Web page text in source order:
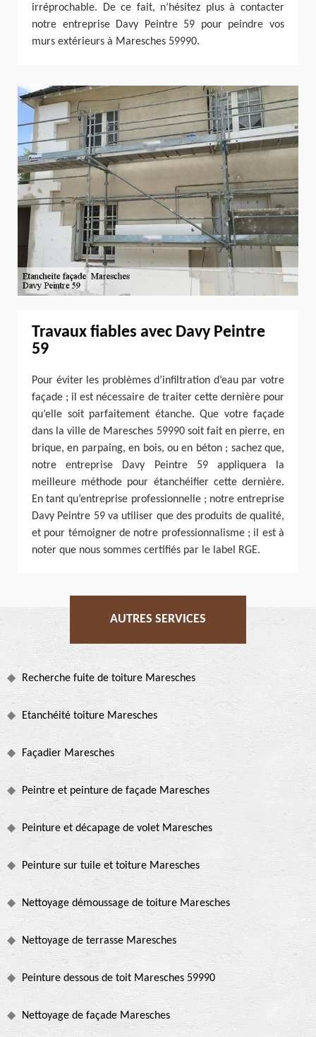
irréprochable. De ce fait, n’hésitez plus à contacter
notre entreprise Davy Peintre 59 pour peindre vos
murs extérieurs à Maresches 59990.
Travaux fiables avec Davy Peintre
59
Pour éviter les problèmes d’infiltration d’eau par votre
façade ; il est nécessaire de traiter cette dernière pour
qu’elle soit parfaitement étanche. Que votre façade
dans la ville de Maresches 59990 soit fait en pierre, en
brique, en parpaing, en bois, ou en béton ; sachez que,
notre entreprise Davy Peintre 59 appliquera la
meilleure méthode pour étanchéifier cette dernière.
En tant qu’entreprise professionnelle ; notre entreprise
Davy Peintre 59 va utiliser que des produits de qualité,
et pour témoigner de notre professionnalisme ; il est à
noter que nous sommes certifiés par le label RGE.
AUTRES SERVICES
Recherche fuite de toiture Maresches
Etanchéité toiture Maresches
Façadier Maresches
Peintre et peinture de façade Maresches
Peinture et décapage de volet Maresches
Peinture sur tuile et toiture Maresches
Nettoyage démoussage de toiture Maresches
Nettoyage de terrasse Maresches
Peinture dessous de toit Maresches 59990
Nettoyage de façade Maresches